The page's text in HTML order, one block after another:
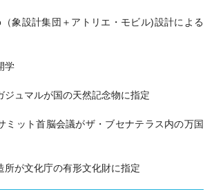
象設計集団＋アトリエ・モビル)設計による
学
ュマルが国の天然記念物に指定
ット首脳会議がザ・ブセナテラス内の万国
が文化庁の有形文化財に指定